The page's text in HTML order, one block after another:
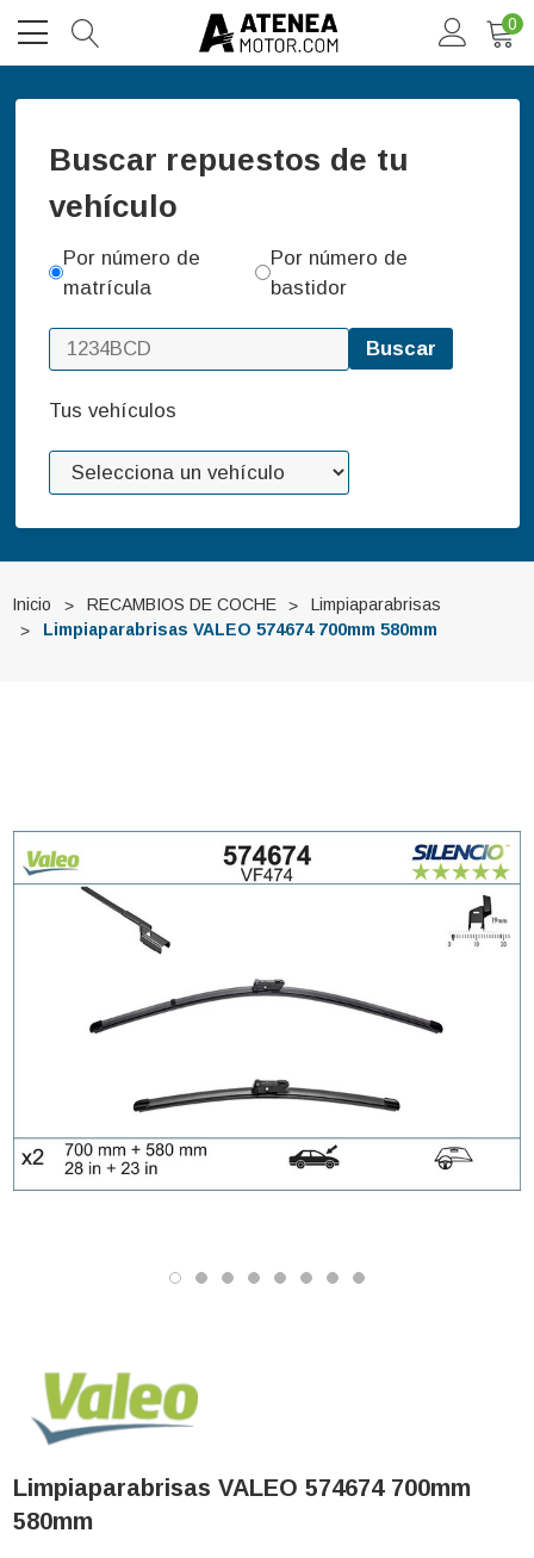
0
Buscar repuestos de tu
vehículo
Por número de
matrícula
Por número de
bastidor
Buscar
Tus vehículos
Inicio RECAMBIOS DE COCHE
Limpiaparabrisas
Limpiaparabrisas VALEO 574674 700mm 580mm
Limpiaparabrisas VALEO 574674 700mm
580mm